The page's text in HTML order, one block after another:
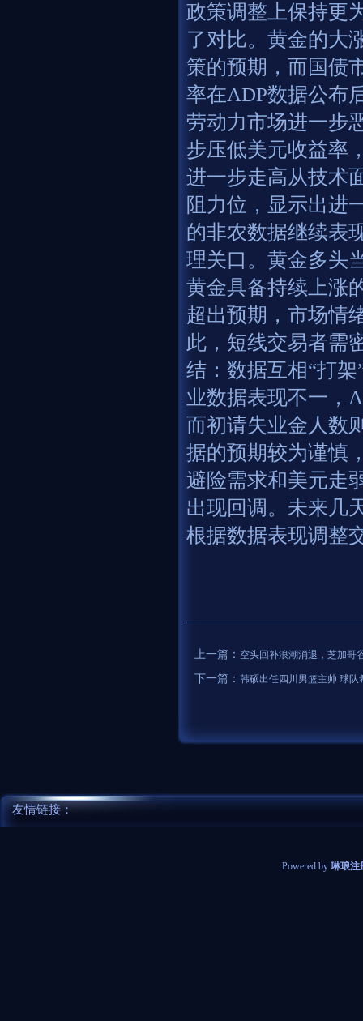
政策调整上保持更
了对比。黄金的大
策的预期，而国债
率在ADP数据公布
劳动力市场进一步
步压低美元收益率
进一步走高从技术
阻力位，显示出进
的非农数据继续表
理关口。黄金多头
黄金具备持续上涨
超出预期，市场情
此，短线交易者需
结：数据互相“打
业数据表现不一，
而初请失业金人数
据的预期较为谨慎
避险需求和美元走
出现回调。未来几
根据数据表现调整
上一篇： 空头回补浪潮消退，芝加哥
下一篇： 韩硕出任四川男篮主帅 球队
友情链接：
Powered by 琳琅注